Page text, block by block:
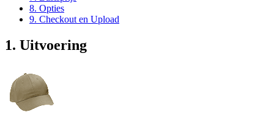
8. Opties
9. Checkout en Upload
1. Uitvoering